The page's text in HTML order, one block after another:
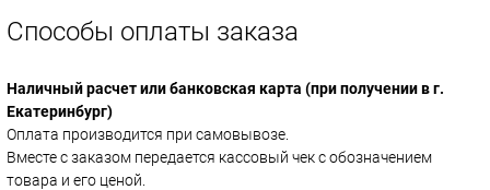
Способы оплаты заказа
Наличный расчет или банковская карта (при получении в г.
Екатеринбург)
Оплата производится при самовывозе.
Вместе с заказом передается кассовый чек с обозначением
товара и его ценой.